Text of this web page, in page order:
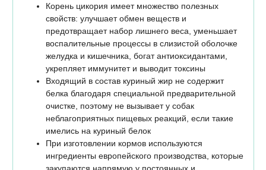
Корень цикория имеет множество полезных
свойств: улучшает обмен веществ и
предотвращает набор лишнего веса, уменьшает
воспалительные процессы в слизистой оболочке
желудка и кишечника, богат антиоксидантами,
укрепляет иммунитет и выводит токсины
Входящий в состав куриный жир не содержит
белка благодаря специальной предварительной
очистке, поэтому не вызывает у собак
неблагоприятных пищевых реакций, если такие
имелись на куриный белок
При изготовлении кормов используются
ингредиенты европейского производства, которые
закупаются напрямую у постоянных и